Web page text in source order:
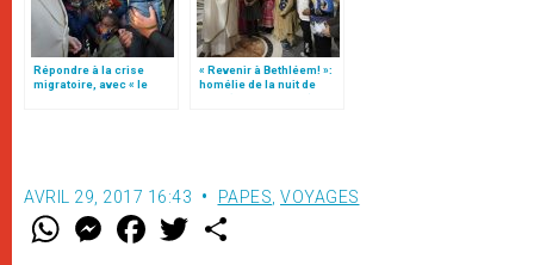
Répondre à la crise
migratoire, avec « le
« Revenir à Bethléem! »:
homélie de la nuit de
Noël (texte complet)
AVRIL 29, 2017 16:43 PAPES VOYAGES
W M
e
F
a w